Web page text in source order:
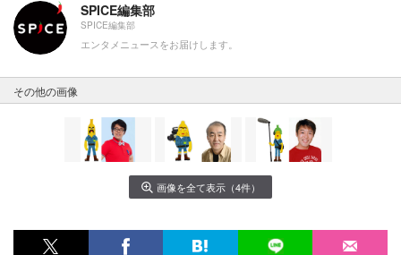
SPICE編集部
SPICE編集部
エンタメニュースをお届けします。
その他の画像
画像を全て表示（4件）